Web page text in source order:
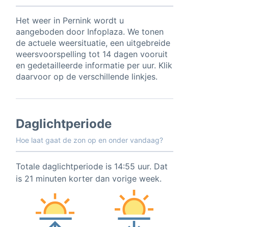
Het weer in Pernink wordt u
aangeboden door Infoplaza. We tonen
de actuele weersituatie, een uitgebreide
weersvoorspelling tot 14 dagen vooruit
en gedetailleerde informatie per uur. Klik
daarvoor op de verschillende linkjes.
Daglichtperiode
Hoe laat gaat de zon op en onder vandaag?
Totale daglichtperiode is 14:55 uur. Dat
is 21 minuten korter dan vorige week.